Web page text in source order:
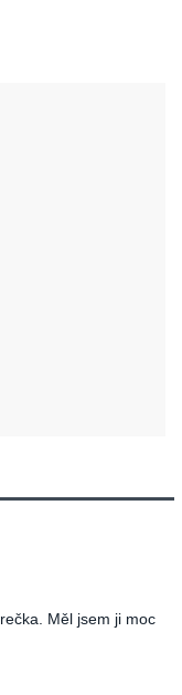
Měl jsem ji moc